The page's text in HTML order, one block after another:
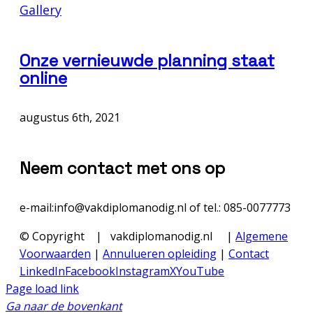
Gallery
Onze vernieuwde planning staat
online
augustus 6th, 2021
Neem contact met ons op
e-mail:info@vakdiplomanodig.nl of tel.: 085-0077773
© Copyright
| vakdiplomanodig.nl | Algemene
Voorwaarden | Annulueren opleiding | Contact
LinkedInFacebookInstagramXYouTube
Page load link
Ga naar de bovenkant